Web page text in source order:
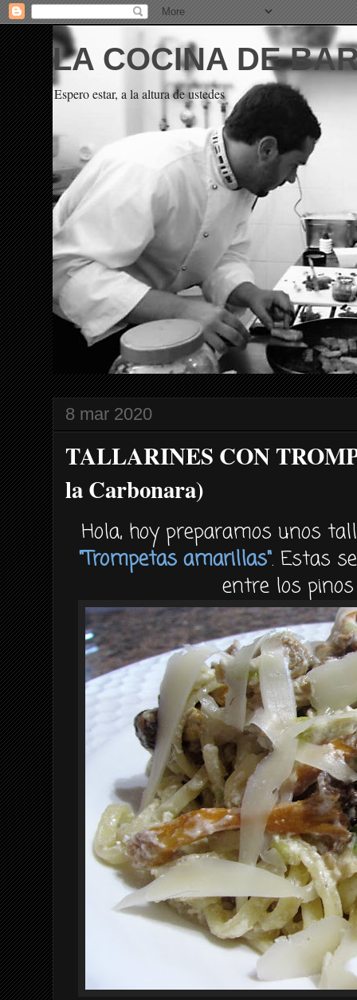
LA COCINA DE
Espero estar, a la altura de ustedes
8 mar 2020
TALLARINES CON
la Carbonara)
Hola, hoy preparamos unos
"Trompetas amarillas". Estas
entre los pinos